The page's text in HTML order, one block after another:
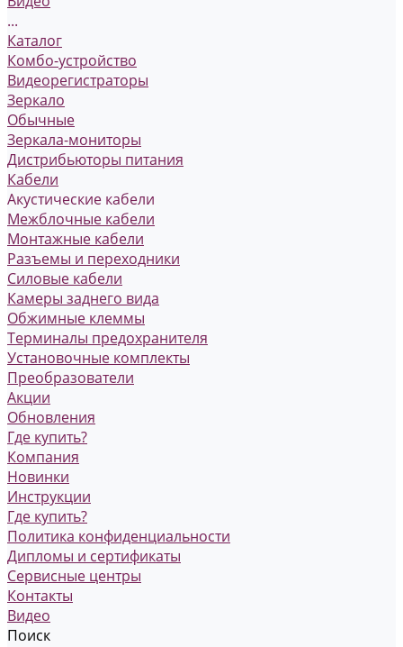
...
Каталог
Комбо-устройство
Видеорегистраторы
Зеркало
Обычные
Зеркала-мониторы
Дистрибьюторы питания
Кабели
Акустические кабели
Межблочные кабели
Монтажные кабели
Разъемы и переходники
Силовые кабели
Камеры заднего вида
Обжимные клеммы
Терминалы предохранителя
Установочные комплекты
Преобразователи
Акции
Обновления
Где купить?
Компания
Новинки
Инструкции
Где купить?
Политика конфиденциальности
Дипломы и сертификаты
Сервисные центры
Контакты
Видео
Поиск